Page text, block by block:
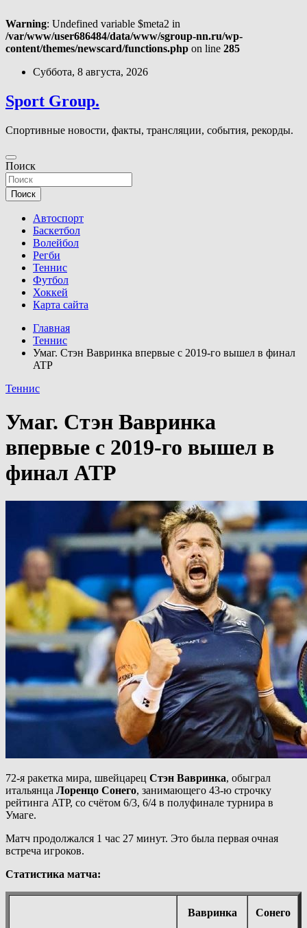
Warning: Undefined variable $meta2 in
/var/www/user686484/data/www/sgroup-nn.ru/wp-
content/themes/newscard/functions.php on line 285
Перейти
содержимому
Суббота, 8 августа, 2026
Sport Group.
Спортивные новости, факты, трансляции, события, рекорды.
Поиск
Поиск
Автоспорт
Баскетбол
Волейбол
Регби
Теннис
Футбол
Хоккей
Карта сайта
Главная
Теннис
Умаг. Стэн Вавринка впервые с 2019-го вышел в финал
ATP
Теннис
Умаг. Стэн Вавринка
впервые с 2019-го вышел в
финал ATP
72-я ракетка мира, швейцарец Стэн Вавринка, обыграл
итальянца Лоренцо Сонего, занимающего 43-ю строчку
рейтинга ATP, со счётом 6/3, 6/4 в полуфинале турнира в
Умаге.
Матч продолжался 1 час 27 минут. Это была первая очная
встреча игроков.
Статистика матча:
Вавринка Сонего